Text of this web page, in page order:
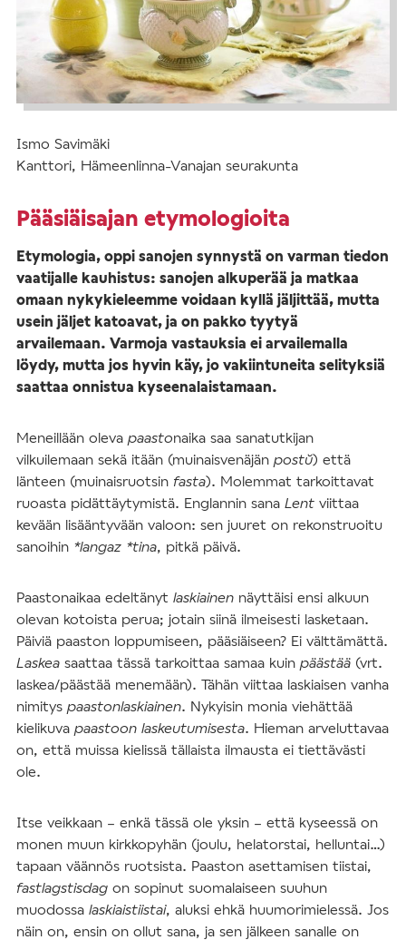
Ismo Savimäki
Kanttori, Hämeenlinna-Vanajan seurakunta
Pääsiäisajan etymologioita
Etymologia, oppi sanojen synnystä on varman tiedon
vaatijalle kauhistus: sanojen alkuperää ja matkaa
omaan nykykieleemme voidaan kyllä jäljittää, mutta
usein jäljet katoavat, ja on pakko tyytyä
arvailemaan. Varmoja vastauksia ei arvailemalla
löydy, mutta jos hyvin käy, jo vakiintuneita selityksiä
saattaa onnistua kyseenalaistamaan.
Meneillään oleva paastonaika saa sanatutkijan
vilkuilemaan sekä itään (muinaisvenäjän postŭ) että
länteen (muinaisruotsin fasta). Molemmat tarkoittavat
ruoasta pidättäytymistä. Englannin sana Lent viittaa
kevään lisääntyvään valoon: sen juuret on rekonstruoitu
sanoihin *langaz *tina , pitkä päivä.
Paastonaikaa edeltänyt laskiainen näyttäisi ensi alkuun
olevan kotoista perua; jotain siinä ilmeisesti lasketaan.
Päiviä paaston loppumiseen, pääsiäiseen? Ei välttämättä.
Laskea saattaa tässä tarkoittaa samaa kuin päästää (vrt.
laskea/päästää menemään). Tähän viittaa laskiaisen vanha
nimitys paastonlaskiainen . Nykyisin monia viehättää
kielikuva paastoon laskeutumisesta . Hieman arveluttavaa
on, että muissa kielissä tällaista ilmausta ei tiettävästi
ole.
Itse veikkaan – enkä tässä ole yksin – että kyseessä on
monen muun kirkkopyhän (joulu, helatorstai, helluntai…)
tapaan väännös ruotsista. Paaston asettamisen tiistai,
fastlagstisdag on sopinut suomalaiseen suuhun
muodossa laskiaistiistai, aluksi ehkä huumorimielessä. Jos
näin on, ensin on ollut sana, ja sen jälkeen sanalle on